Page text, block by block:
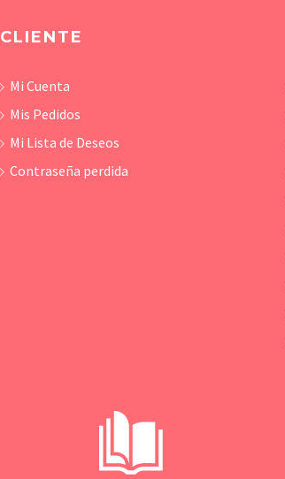
CLIENTE
Mi Cuenta
Mis Pedidos
Mi Lista de Deseos
Contraseña perdida